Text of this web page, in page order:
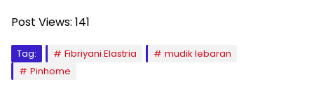
Post Views: 141
Tag: Fibriyani Elastria
mudik lebaran
Pinhome